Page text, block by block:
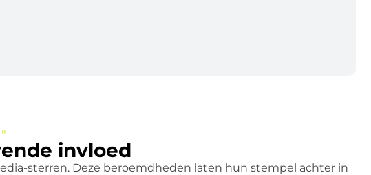
invloed
sterren. Deze beroemdheden laten hun stempel achter in